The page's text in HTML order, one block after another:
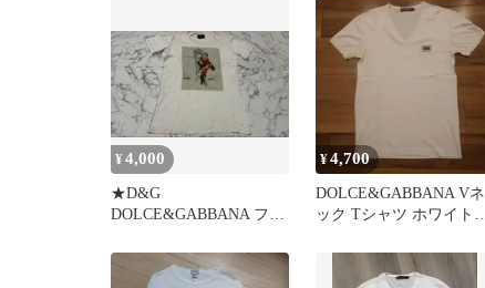
¥4,000
★D&G
DOLCE&GABBANA フォ
¥4,700
DOLCE&GABBANA Vネ
ック Tシャツ ホワイト